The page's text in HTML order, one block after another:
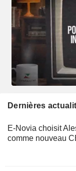
Dernières
E-Novia choisit
comme nouveau